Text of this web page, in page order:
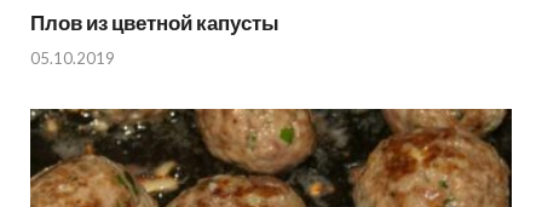
Плов из цветной капусты
05.10.2019